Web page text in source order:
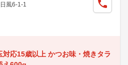
風6-1-1
対応15歳以上 かつお味・焼きタラ